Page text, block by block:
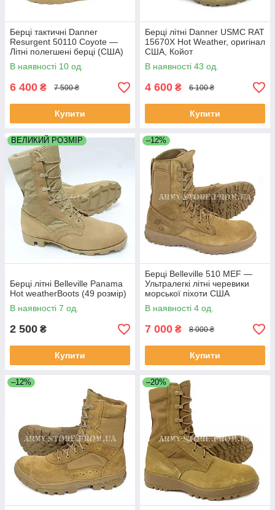
Берці тактичні Danner
Resurgent 50110 Coyote —
Літні полегшені берці (США)
В наявності 10 од.
6 400 ₴ 7 500 ₴
Купити
Берці літні Danner USMC RAT
15670X Hot Weather, оригінал
США, Койот
В наявності 43 од.
4 600 ₴ 6 100 ₴
Купити
ВЕЛИКИЙ РОЗМІР
Берці літні Belleville Panama
Hot weatherBoots (49 розмір)
В наявності 7 од.
2 500 ₴
Купити
–12%
Берці Belleville 510 MEF —
Ультралегкі літні черевики
морської піхоти США
(Coyote)
В наявності 4 од.
7 000 ₴ 8 000 ₴
Купити
–12% –20%